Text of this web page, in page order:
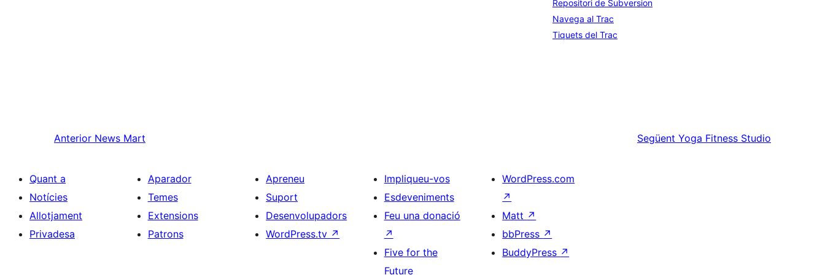
Repositori de Subversion
Navega al Trac
Tiquets del Trac
Anterior News Mart Següent Yoga Fitness Studio
Quant a
Notícies
Allotjament
Privadesa
Aparador
Temes
Extensions
Patrons
Apreneu
Suport
Desenvolupadors
WordPress.tv ↗
Impliqueu-vos
Esdeveniments
Feu una donació
↗
Five for the
Future
WordPress.com
↗
Matt ↗
bbPress ↗
BuddyPress ↗